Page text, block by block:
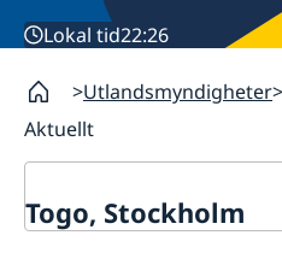
Lokal tid22:26
Utlandsmyndigheter
Aktuellt
Togo, Stockholm